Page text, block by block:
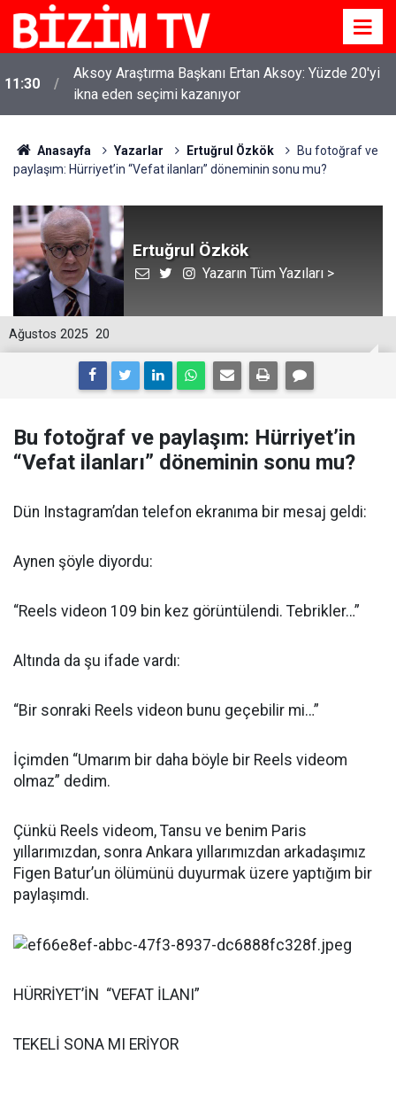
11:30
Aksoy Araştırma Başkanı Ertan Aksoy: Yüzde 20'yi
ikna eden seçimi kazanıyor
Anasayfa Yazarlar Ertuğrul Özkök
Bu fotoğraf ve
paylaşım: Hürriyet’in “Vefat ilanları” döneminin sonu mu?
Ertuğrul Özkök
Yazarın Tüm Yazıları >
20
Ağustos 2025
Bu fotoğraf ve paylaşım: Hürriyet’in
“Vefat ilanları” döneminin sonu mu?
Dün Instagram’dan telefon ekranıma bir mesaj geldi:
Aynen şöyle diyordu:
“Reels videon 109 bin kez görüntülendi. Tebrikler…”
Altında da şu ifade vardı:
“Bir sonraki Reels videon bunu geçebilir mi…”
İçimden “Umarım bir daha böyle bir Reels videom
olmaz” dedim.
Çünkü Reels videom, Tansu ve benim Paris
yıllarımızdan, sonra Ankara yıllarımızdan arkadaşımız
Figen Batur’un ölümünü duyurmak üzere yaptığım bir
paylaşımdı.
HÜRRİYET’İN “VEFAT İLANI”
TEKELİ SONA MI ERİYOR